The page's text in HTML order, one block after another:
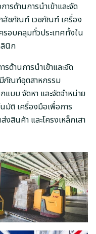
รด้านการนำเข้าและจัด
สัชภัณฑ์ เวชภัณฑ์ เครื่อง
รอบคลุมทั่วประเทศทั้งใน
ลินิก
ด้านการนำเข้าและจัด
ภัณฑ์อุตสาหกรรม
บบ จัดหา และจัดจำหน่าย
ติ เครื่องมือเพื่อการ
สินค้า และโครงเหล็กเสา